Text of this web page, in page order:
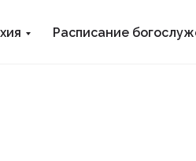
Расписание